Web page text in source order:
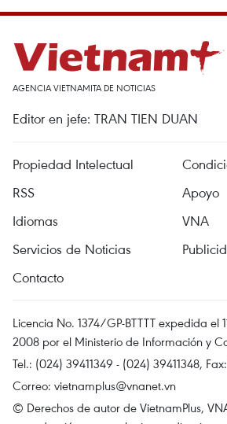
AGENCIA VIETNAMITA DE NOTICIAS
Editor en jefe: TRAN TIEN DUAN
Propiedad Intelectual
RSS
Apoyo
Idiomas
VNA
Servicios de Noticias
Contacto
Licencia No. 1374/GP-BTTTT expedida el
2008 por el Ministerio de Información y
Tel.: (024) 39411349 - (024) 39411348,
Correo: vietnamplus@vnanet.vn
© Derechos de autor de VietnamPlus,